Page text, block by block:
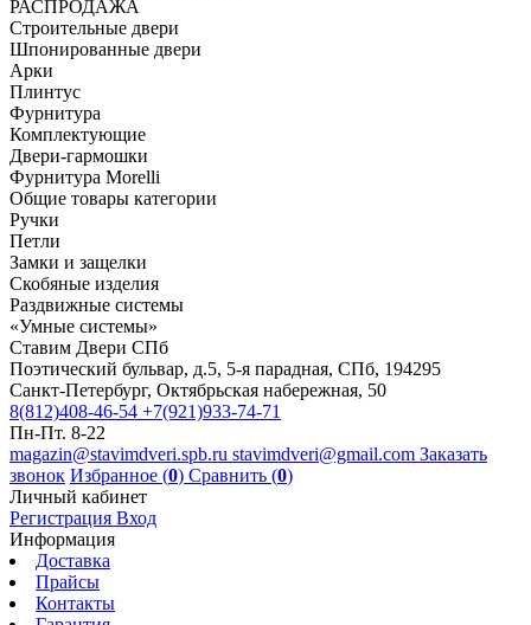
РАСПРОДАЖА
Строительные двери
Шпонированные двери
Арки
Плинтус
Фурнитура
Комплектующие
Двери-гармошки
Фурнитура Morelli
Общие товары категории
Ручки
Петли
Замки и защелки
Скобяные изделия
Раздвижные системы
«Умные системы»
Ставим Двери СПб
Поэтический бульвар, д.5, 5-я парадная, СПб, 194295
Санкт-Петербург, Октябрьская набережная, 50
8(812)408-46-54 +7(921)933-74-71
Пн-Пт. 8-22
magazin@stavimdveri.spb.ru stavimdveri@gmail.com Заказать
звонок Избранное (0) Сравнить (0)
Личный кабинет
Регистрация Вход
Информация
Доставка
Прайсы
Контакты